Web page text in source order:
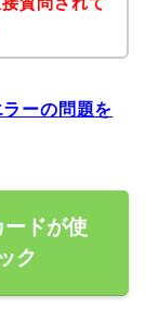
ーの問題を
ドが使
ク